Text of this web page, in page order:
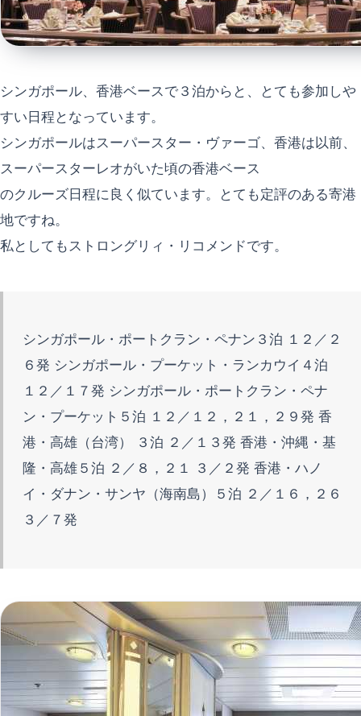
シンガポール、香港ベースで３泊からと、とても参加しや
すい日程となっています。
シンガポールはスーパースター・ヴァーゴ、香港は以前、
スーパースターレオがいた頃の香港ベース
のクルーズ日程に良く似ています。とても定評のある寄港
地ですね。
私としてもストロングリィ・リコメンドです。
シンガポール・ポートクラン・ペナン３泊 １２／２
６発 シンガポール・プーケット・ランカウイ４泊
１２／１７発 シンガポール・ポートクラン・ペナ
ン・プーケット５泊 １２／１２，２１，２９発 香
港・高雄（台湾） ３泊 ２／１３発 香港・沖縄・基
隆・高雄５泊 ２／８，２１ ３／２発 香港・ハノ
イ・ダナン・サンヤ（海南島）５泊 ２／１６，２６
３／７発